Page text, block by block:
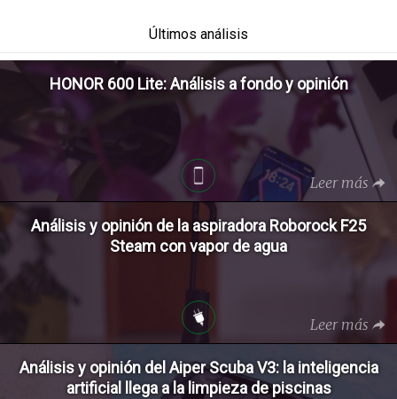
Últimos análisis
HONOR 600 Lite: Análisis a fondo y opinión
Leer más
Análisis y opinión de la aspiradora Roborock F25
Steam con vapor de agua
Leer más
Análisis y opinión del Aiper Scuba V3: la inteligencia
artificial llega a la limpieza de piscinas